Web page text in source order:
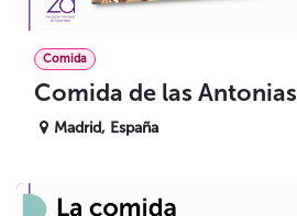
Comida
Comida de las Antonias
Madrid, España